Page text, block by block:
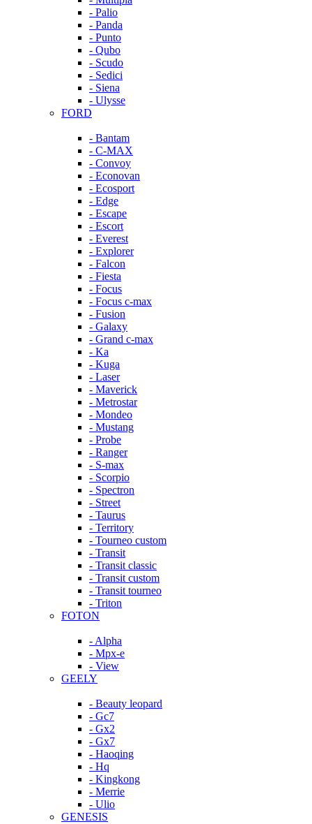
- Palio
- Panda
- Punto
- Qubo
- Scudo
- Sedici
- Siena
- Ulysse
FORD
- Bantam
- C-MAX
- Convoy
- Econovan
- Ecosport
- Edge
- Escape
- Escort
- Everest
- Explorer
- Falcon
- Fiesta
- Focus
- Focus c-max
- Fusion
- Galaxy
- Grand c-max
- Ka
- Kuga
- Laser
- Maverick
- Metrostar
- Mondeo
- Mustang
- Probe
- Ranger
- S-max
- Scorpio
- Spectron
- Street
- Taurus
- Territory
- Tourneo custom
- Transit
- Transit classic
- Transit custom
- Transit tourneo
- Triton
FOTON
- Alpha
- Mpx-e
- View
GEELY
- Beauty leopard
- Gc7
- Gx2
- Gx7
- Haoqing
- Hq
- Kingkong
- Merrie
- Ulio
GENESIS